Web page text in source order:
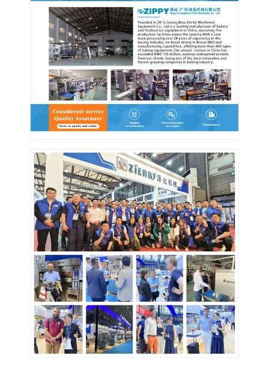
Sản phẩm
Về chúng tôi
Chuyến tham quan nhà máy
Kiểm soát chất lượng
Liên hệ với chúng tôi
Các trường hợp
Dòng sản xuất bánh
Máy trộn bột
Máy đánh trứng công nghiệp
Trình phân chia
Máy tạo hình bánh mì